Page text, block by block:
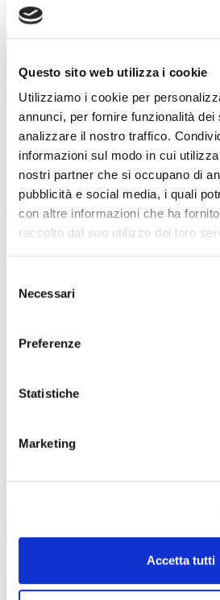
Questo sito web utilizza i cookie
Utilizziamo i cookie per
annunci, per fornire funzionalità dei
analizzare il nostro traffico.
informazioni sul modo in cui
nostri partner che si occupano di
pubblicità e social media, i quali
con altre informazioni che ha
raccolto dal suo utilizzo dei loro
delNecessari
Preferenze
Statistiche
Marketing
Accetta tutti
FORMAZIONE LAVORATORI
AGGIORNAMENTO
durata
prezzo
durata